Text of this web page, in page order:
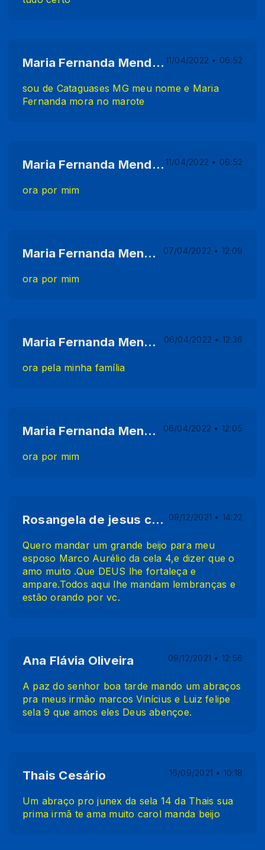
Maria Fernanda Mendonça Sartório 11/04/2022 • 06:52
sou de Cataguases MG meu nome e Maria
Fernanda mora no marote
Maria Fernanda Mendonça Sartório 11/04/2022 • 06:52
ora por mim
Maria Fernanda Mendonça Sartório 07/04/2022 • 12:09
ora por mim
Maria Fernanda Mendonça Sartório 06/04/2022 • 12:36
ora pela minha família
Maria Fernanda Mendonça Sartório 06/04/2022 • 12:05
ora por mim
Rosangela de jesus costa 09/12/2021 • 14:22
Quero mandar um grande beijo para meu
esposo Marco Aurélio da cela 4,e dizer que o
amo muito .Que DEUS lhe fortaleça e
ampare.Todos aqui lhe mandam lembranças e
estão orando por vc.
Ana Flávia Oliveira 09/12/2021 • 12:56
A paz do senhor boa tarde mando um abraços
pra meus irmão marcos Vinícius e Luiz felipe
sela 9 que amos eles Deus abençoe.
Thais Cesário 16/09/2021 • 10:18
Um abraço pro junex da sela 14 da Thais sua
prima irmã te ama muito carol manda beijo